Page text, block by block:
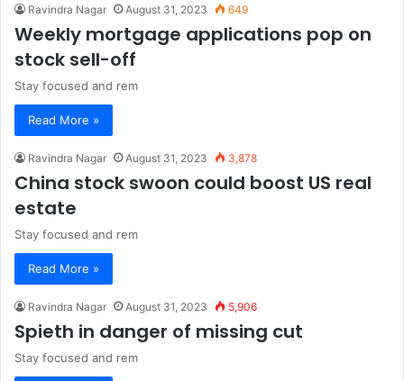
Ravindra Nagar August 31, 2023 649
Weekly mortgage applications pop on
stock sell-off
Stay focused and rem
Read More »
Ravindra Nagar August 31, 2023 3,878
China stock swoon could boost US real
estate
Stay focused and rem
Read More »
Ravindra Nagar August 31, 2023 5,906
Spieth in danger of missing cut
Stay focused and rem